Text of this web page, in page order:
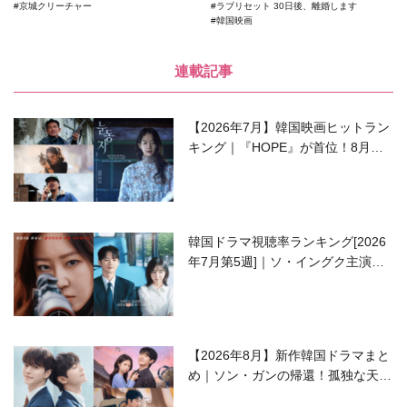
京城クリーチャー
ラブリセット 30日後、離婚します
韓国映画
連載記事
【2026年7月】韓国映画ヒットラン
キング｜『HOPE』が首位！8月公
韓国ドラマ視聴率ランキング[2026
年7月第5週]｜ソ・イングク主演の
【2026年8月】新作韓国ドラマまと
め｜ソン・ガンの帰還！孤独な天才